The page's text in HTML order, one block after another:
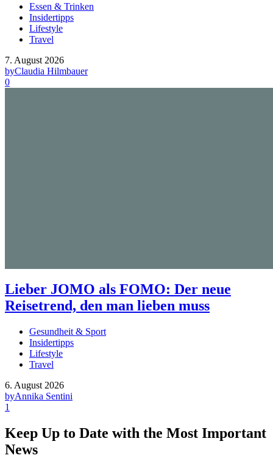
Essen & Trinken
Insidertipps
Lifestyle
Travel
7. August 2026
byClaudia Hilmbauer
0
Lieber JOMO als FOMO: Der neue
Reisetrend, den man lieben muss
Gesundheit & Sport
Insidertipps
Lifestyle
Travel
6. August 2026
byAnnika Sentini
1
Keep Up to Date with the Most Important
News